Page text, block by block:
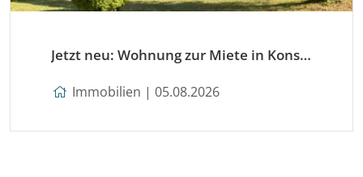
Jetzt neu: Wohnung zur Miete in Konstanz
Immobilien | 05.08.2026